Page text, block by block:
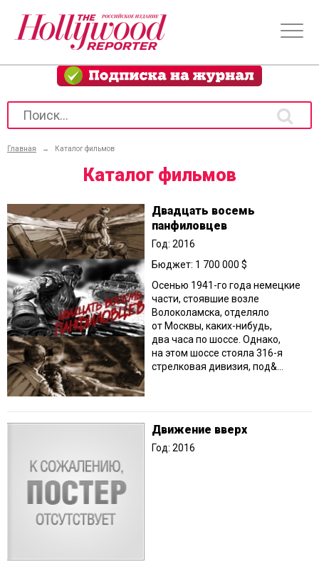
Главная → Каталог фильмов
Каталог фильмов
Двадцать восемь
панфиловцев
Год: 2016
Бюджет: 1 700 000 $
Осенью 1941-го года немецкие
части, стоявшие возле
Волоколамска, отделяло
от Москвы, каких-нибудь,
два часа по шоссе. Однако,
на этом шоссе стояла 316-я
стрелковая дивизия, под&...
Движение вверх
Год: 2016